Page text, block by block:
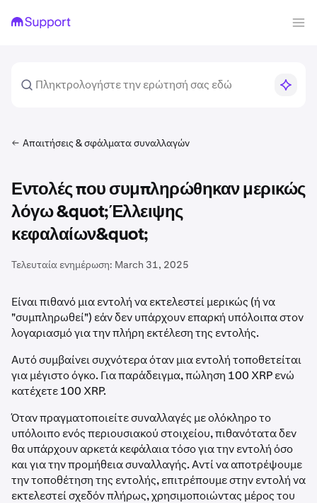
Απαιτήσεις & σφάλματα συναλλαγών
Εντολές που συμπληρώθηκαν μερικώς
λόγω &quot;Έλλειψης
κεφαλαίων&quot;
Τελευταία ενημέρωση: March 31, 2025
Είναι πιθανό μια εντολή να εκτελεστεί μερικώς (ή να
"συμπληρωθεί") εάν δεν υπάρχουν επαρκή υπόλοιπα στον
λογαριασμό για την πλήρη εκτέλεση της εντολής.
Αυτό συμβαίνει συχνότερα όταν μια εντολή τοποθετείται
για μέγιστο όγκο. Για παράδειγμα, πώληση 100 XRP ενώ
κατέχετε 100 XRP.
Όταν πραγματοποιείτε συναλλαγές με ολόκληρο το
υπόλοιπο ενός περιουσιακού στοιχείου, πιθανότατα δεν
θα υπάρχουν αρκετά κεφάλαια τόσο για την εντολή όσο
και για την προμήθεια συναλλαγής. Αντί να αποτρέψουμε
την τοποθέτηση της εντολής, επιτρέπουμε στην εντολή να
εκτελεστεί σχεδόν πλήρως, χρησιμοποιώντας μέρος του